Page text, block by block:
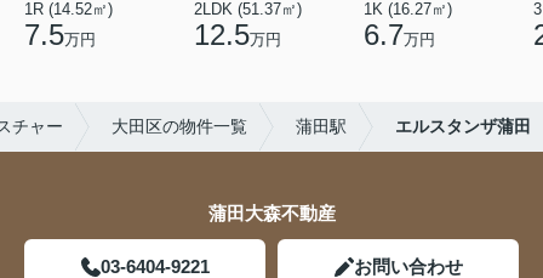
1R (14.52㎡)
7.5万円
2LDK (51.37㎡)
12.5万円
1K (16.27㎡)
6.7万円
チャー 大田区の物件一覧 蒲田駅 エルスタンザ蒲田
蒲田大森不動産
03-6404-9221 お問い合わせ